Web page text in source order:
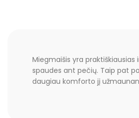
Miegmaišis yra
spaudes ant pečių. Taip pat
daugiau komforto jį